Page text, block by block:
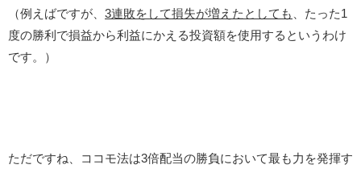
（例えばですが、 3連敗をして損失が増えたとしても
、たった1
度の勝利で損益から利益にかえる投資額を使用するというわけ
です。）
ただですね、ココモ法は3倍配当の勝負において最も力を発揮す